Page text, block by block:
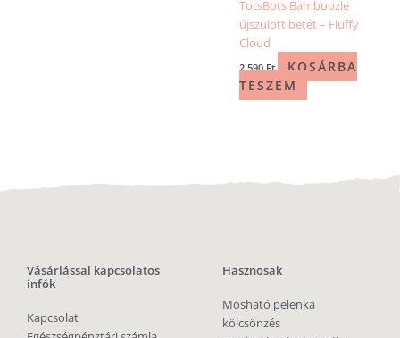
TotsBots Bamboozle
újszülött betét – Fluffy
Cloud
2 590Ft
KOSÁRBA
TESZEM
Vásárlással kapcsolatos
infók
Kapcsolat
Hasznosak
Mosható pelenka
kölcsönzés